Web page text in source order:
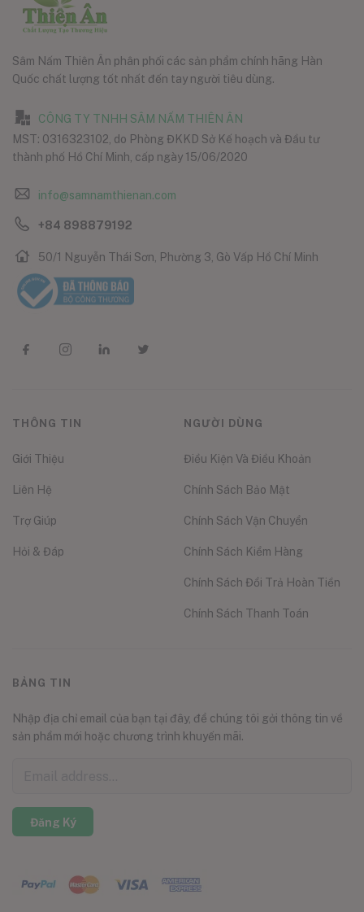
Sâm Nấm Thiên Ân phân phối các sản phẩm chính hãng Hàn
Quốc chất lượng tốt nhất đến tay người tiêu dùng.
CÔNG TY TNHH SÂM NẤM THIÊN ÂN
MST: 0316323102, do Phòng ĐKKD Sở Kế hoạch và Đầu tư
thành phố Hồ Chí Minh, cấp ngày 15/06/2020
info@samnamthienan.com
+84 898879192
50/1 Nguyễn Thái Sơn, Phường 3, Gò Vấp Hồ Chí Minh
THÔNG TIN
Giới Thiệu
Liên Hệ
Trợ Giúp
Hỏi & Đáp
NGƯỜI DÙNG
Điều Kiện Và Điều Khoản
Chính Sách Bảo Mật
Chính Sách Vận Chuyển
Chính Sách Kiểm Hàng
Chính Sách Đổi Trả Hoàn Tiền
Chính Sách Thanh Toán
BẢNG TIN
Nhập địa chỉ email của bạn tại đây, để chúng tôi gởi thông tin về
sản phẩm mới hoặc chương trình khuyến mãi.
Đăng Ký